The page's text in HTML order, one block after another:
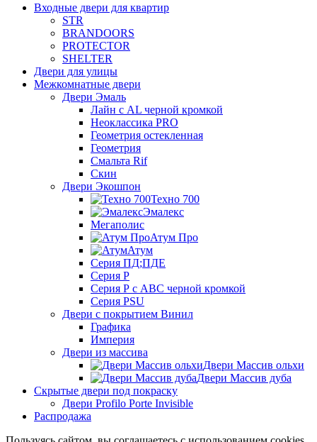
Входные двери для квартир
STR
BRANDOORS
PROTECTOR
SHELTER
Двери для улицы
Межкомнатные двери
Двери Эмаль
Лайн с AL черной кромкой
Неоклассика PRO
Геометрия остекленная
Геометрия
Смальта Rif
Скин
Двери Экошпон
Техно 700
Эмалекс
Мегаполис
Атум Про
Атум
Серия ПД;ПДЕ
Серия Р
Серия Р с АВС черной кромкой
Серия PSU
Двери с покрытием Винил
Графика
Империя
Двери из массива
Двери Массив ольхи
Двери Массив дуба
Скрытые двери под покраску
Двери Profilo Porte Invisible
Распродажа